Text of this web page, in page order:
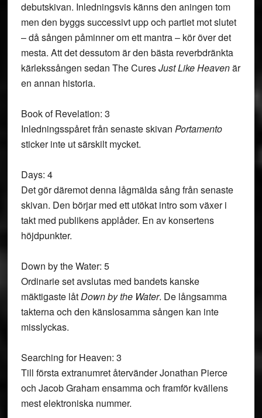
debutskivan. Inledningsvis känns den aningen tom
men den byggs successivt upp och partiet mot slutet
– då sången påminner om ett mantra – kör över det
mesta. Att det dessutom är den bästa reverbdränkta
kärlekssången sedan The CuresJust Like Heavenär
en annan historia.
Book of Revelation: 3
Inledningsspåret från senaste skivan Portamento
sticker inte ut särskilt mycket.
Days: 4
Det gör däremot denna lågmälda sång från senaste
skivan. Den börjar med ett utökat intro som växer i
takt med publikens applåder. En av konsertens
höjdpunkter.
Down by the Water: 5
Ordinarie set avslutas med bandets kanske
mäktigaste låtDown by the Water. De långsamma
takterna och den känslosamma sången kan inte
misslyckas.
Searching for Heaven: 3
Till första extranumret återvänder Jonathan Pierce
och Jacob Graham ensamma och framför kvällens
mest elektroniska nummer.